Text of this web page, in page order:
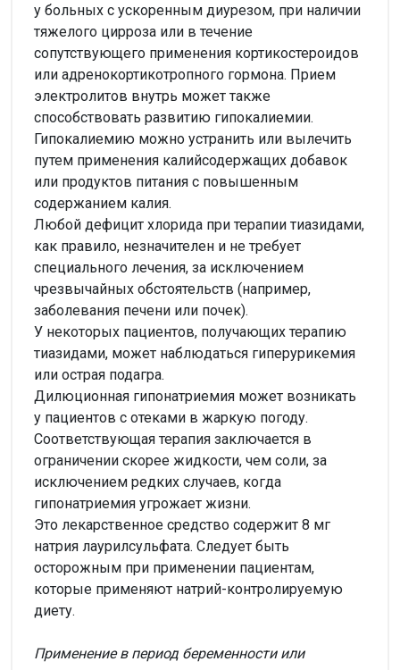
у больных с ускоренным диурезом, при наличии
тяжелого цирроза или в течение
сопутствующего применения кортикостероидов
или адренокортикотропного гормона. Прием
электролитов внутрь может также
способствовать развитию гипокалиемии.
Гипокалиемию можно устранить или вылечить
путем применения калийсодержащих добавок
или продуктов питания с повышенным
содержанием калия.
Любой дефицит хлорида при терапии тиазидами,
как правило, незначителен и не требует
специального лечения, за исключением
чрезвычайных обстоятельств (например,
заболевания печени или почек).
У некоторых пациентов, получающих терапию
тиазидами, может наблюдаться гиперурикемия
или острая подагра.
Дилюционная гипонатриемия может возникать
у пациентов с отеками в жаркую погоду.
Соответствующая терапия заключается в
ограничении скорее жидкости, чем соли, за
исключением редких случаев, когда
гипонатриемия угрожает жизни.
Это лекарственное средство содержит 8 мг
натрия лаурилсульфата. Следует быть
осторожным при применении пациентам,
которые применяют натрий-контролируемую
диету.
Применение в период беременности или